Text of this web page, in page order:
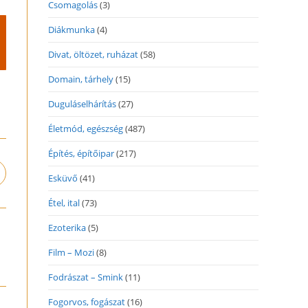
Csomagolás(3)
Diákmunka(4)
Divat, öltözet, ruházat(58)
Domain, tárhely(15)
Duguláselhárítás(27)
Életmód, egészség(487)
Építés, építőipar(217)
Esküvő (41)
Étel, ital(73)
Ezoterika(5)
Film – Mozi(8)
Fodrászat – Smink(11)
Fogorvos, fogászat(16)